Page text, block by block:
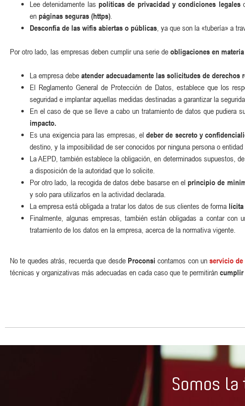
Lee detenidamente las políticas de privacidad y condiciones legales
en páginas seguras (https)
Desconfía de las wifis abiertas o públicas , ya que son la «tubería» a
Por otro lado, las empresas deben cumplir una serie de obligaciones en
La empresa debe atender adecuadamente las solicitudes de derechos
El Reglamento General de Protección de Datos, establece que los
seguridad e implantar aquellas medidas destinadas a garantizar la
En el caso de que se lleve a cabo un tratamiento de datos que pudiera
impacto.
Es una exigencia para las empresas, eldeber de secreto y
destino, y la imposibilidad de ser conocidos por ninguna persona o
La AEPD, también establece la obligación, en determinados supuestos,
a disposición de la autoridad que lo solicite.
Por otro lado, la recogida de datos debe basarse en el principio de
y solo para utilizarlos en la actividad declarada.
La empresa está obligada a tratar los datos de sus clientes de forma lícita
Finalmente, algunas empresas, también están obligadas a contar con
tratamiento de los datos en la empresa, acerca de la normativa vigente.
No te quedes atrás, recuerda que desde Proconsi contamos con unservicio
técnicas y organizativas más adecuadas en cada caso que te permitirán cumplir
Somos